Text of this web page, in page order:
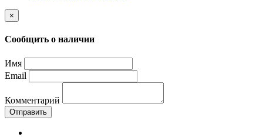
×
Сообщить о наличии
Имя
Email
Комментарий
Отправить